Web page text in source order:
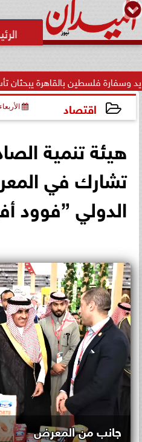
بالقاهرة يبحثان تأسيس
اقتصاد الأربعاء، 4 ديسمبر
هيئة تنمية
تشارك في
الدولي ”فوود
جانب من المعرض